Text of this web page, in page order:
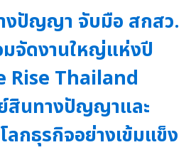
งปัญญา จับมือ สกสว.
จัดงานใหญ่แห่งปี
Rise Thailand
สินทางปัญญาและ
ลกธุรกิจอย่างเข้มแข็ง